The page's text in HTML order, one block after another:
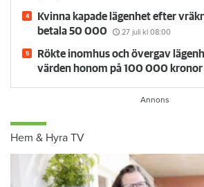
Kvinna kapade lägenhet efter
betala 50 000
27 juli kl 08:00
Rökte inomhus och övergav
värden honom på 100 000 kronor
Hem & Hyra TV